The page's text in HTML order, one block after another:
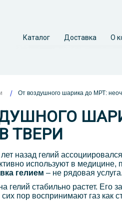
Каталог Доставка О
От воздушного шарика до МРТ:
ТВЕРИ
назад гелий
используют в
гелием – не рядовая услуга.
гелий стабильно растет.
пор воспринимают газ как